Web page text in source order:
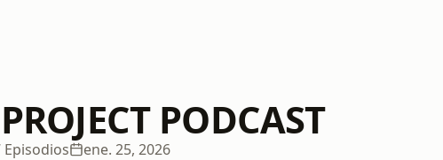
PODCAST
Episodios ene. 25, 2026